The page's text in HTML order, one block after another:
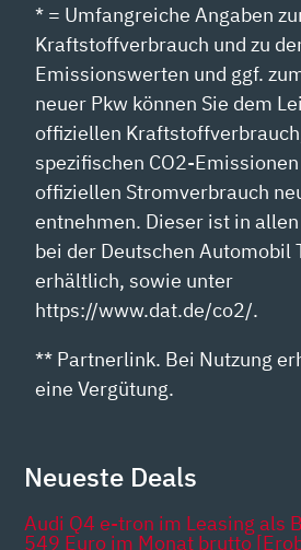
* = Umfangreiche Angaben
Kraftstoffverbrauch und zu
Emissionswerten und ggf.
neuer Pkw können Sie dem
offiziellen
spezifischen CO2-
offiziellen Stromverbrauch
entnehmen. Dieser ist in
bei der Deutschen Automobil
erhältlich, sowie unter
https://www.dat.de/co2/.
** Partnerlink. Bei Nutzung
eine Vergütung.
Neueste Deals
Audi Q4 e-tron im Leasing als
549 Euro im Monat brutto